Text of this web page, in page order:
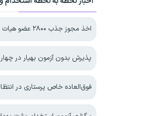
اخذ مجوز جذب ۲۸۰۰ عضو هیات علمی جدید برای دانشگاه‌های علوم پزشکی
پذیرش بدون آزمون بهیار در چهار
فوق‌العاده خاص پرستاری در